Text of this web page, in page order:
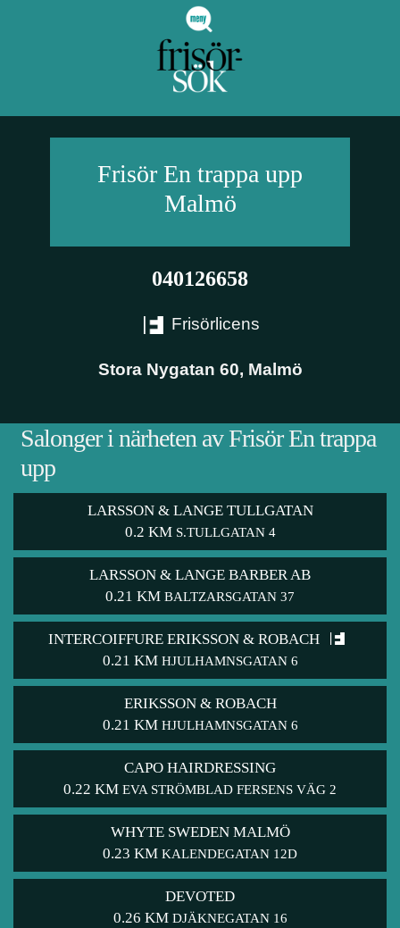
Frisör En trappa upp
Malmö
040126658
Frisörlicens
Stora Nygatan 60, Malmö
Salonger i närheten av Frisör En trappa
upp
LARSSON & LANGE TULLGATAN
0.2 KM S.TULLGATAN 4
LARSSON & LANGE BARBER AB
0.21 KM BALTZARSGATAN 37
INTERCOIFFURE ERIKSSON & ROBACH
0.21 KM HJULHAMNSGATAN 6
ERIKSSON & ROBACH
0.21 KM HJULHAMNSGATAN 6
CAPO HAIRDRESSING
0.22 KM EVA STRÖMBLAD FERSENS VÄG 2
WHYTE SWEDEN MALMÖ
0.23 KM KALENDEGATAN 12D
DEVOTED
0.26 KM DJÄKNEGATAN 16